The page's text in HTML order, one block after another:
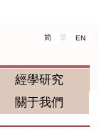
简 繁 EN
經學研究
關于我們